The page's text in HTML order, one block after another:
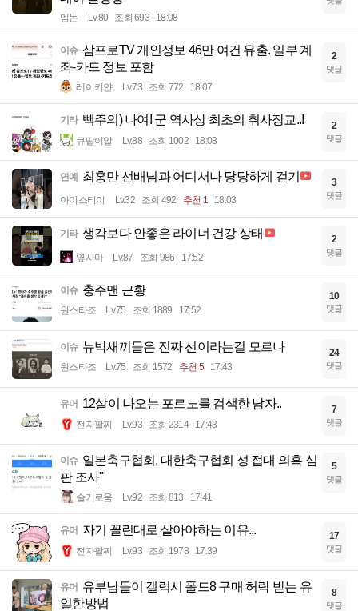
멤논 Lv.80 조회 693 18:08
이슈 삼프로TV 개인정보 46만 여건 유출. 일부 계
좌-카드 정보 포함
레이키얀 Lv.73 조회 772 18:07
2
댓글
기타 빽주의) 나여! 군 역사상 최초의 취사장교..!
큐땁이알 Lv.88 조회 1002 18:03
2
댓글
연예 최홍만 선배님과 어디서나 당당하게 걷기
아이스티이 Lv.32 조회 492 추천 1 18:03
3
댓글
기타 생각보다 안좋은 라이너 건강 상태
옆사마 Lv.87 조회 986 17:52
2
댓글
이슈 충주맨 근황
원스타조 Lv.75 조회 1889 17:52
10
댓글
이슈 뉴박새끼들은 진짜 선이라는걸 모르나
원스타조 Lv.75 조회 1572 추천 5 17:43
24
댓글
유머 12살이 나오는 포르노를 검색한 남자..
전자팔찌 Lv.93 조회 2314 17:43
7
댓글
이슈 일본축구협회, 대한축구협회 성 접대 의혹 심
판 조사"
슬기로움 Lv.92 조회 813 17:41
5
댓글
유머 자기 꼴린대로 살아야하는 이유...
전자팔찌 Lv.93 조회 1978 17:39
17
댓글
유머 유부남들이 갤럭시 폴드8 구매 허락 받는 유
일한방법
8
댓글